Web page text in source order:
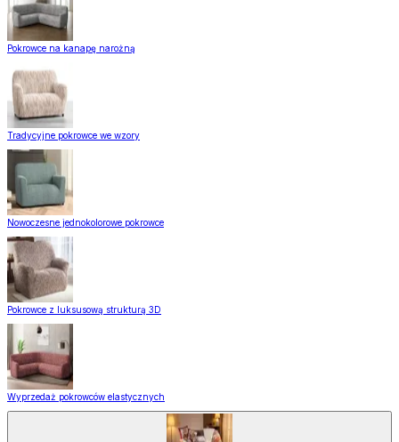
Pokrowce na kanapę narożną
Tradycyjne pokrowce we wzory
Nowoczesne jednokolorowe pokrowce
Pokrowce z luksusową strukturą 3D
Wyprzedaż pokrowców elastycznych